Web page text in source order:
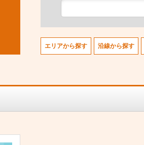
エリアから探す 沿線から探す